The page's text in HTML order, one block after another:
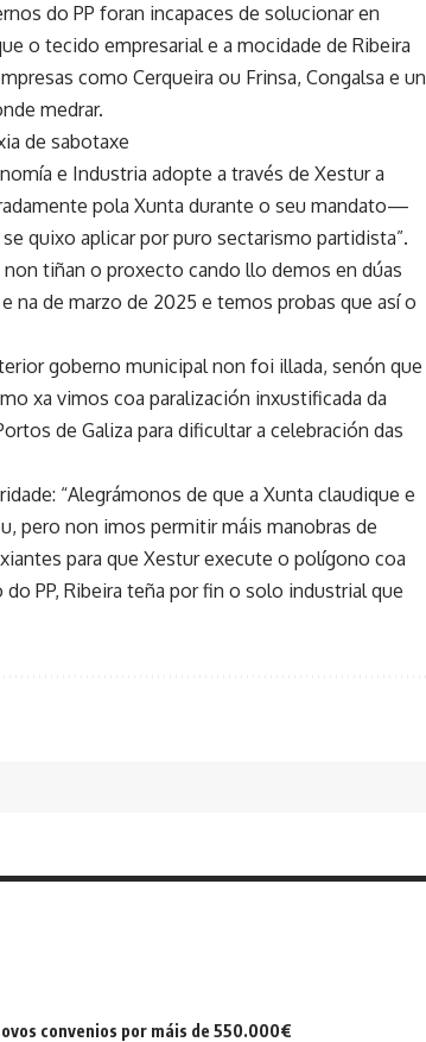
do PP foran incapaces de solucionar en
o tecido empresarial e a mocidade de Ribeira
como Cerqueira ou Frinsa, Congalsa e un
medrar.
de sabotaxe
e Industria adopte a través de Xestur a
pola Xunta durante o seu mandato—
quixo aplicar por puro sectarismo partidista”.
tiñan o proxecto cando llo demos en dúas
na de marzo de 2025 e temos probas que así o
goberno municipal non foi illada, senón que
xa vimos coa paralización inxustificada da
de Galiza para dificultar a celebración das
“Alegrámonos de que a Xunta claudique e
pero non imos permitir máis manobras de
para que Xestur execute o polígono coa
PP, Ribeira teña por fin o solo industrial que
convenios por máis de 550.000€